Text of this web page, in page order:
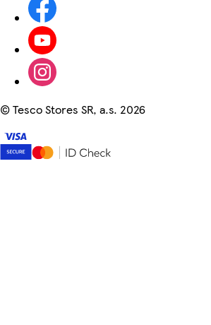
©Tesco Stores SR, a.s. 2026